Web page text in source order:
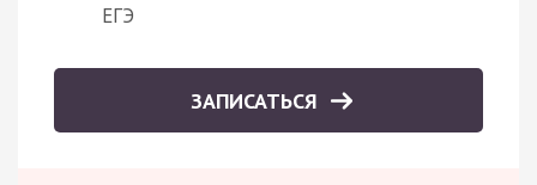
ЕГЭ
ЗАПИСАТЬСЯ